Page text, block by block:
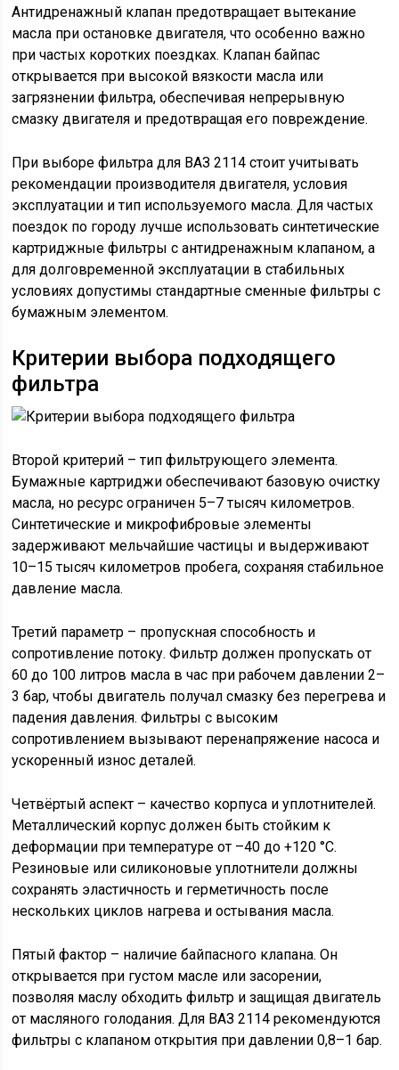
Антидренажный клапан предотвращает вытекание
масла при остановке двигателя, что особенно важно
при частых коротких поездках. Клапан байпас
открывается при высокой вязкости масла или
загрязнении фильтра, обеспечивая непрерывную
смазку двигателя и предотвращая его повреждение.
При выборе фильтра для ВАЗ 2114 стоит учитывать
рекомендации производителя двигателя, условия
эксплуатации и тип используемого масла. Для частых
поездок по городу лучше использовать синтетические
картриджные фильтры с антидренажным клапаном, а
для долговременной эксплуатации в стабильных
условиях допустимы стандартные сменные фильтры с
бумажным элементом.
Критерии выбора подходящего
фильтра
Второй критерий – тип фильтрующего элемента.
Бумажные картриджи обеспечивают базовую очистку
масла, но ресурс ограничен 5–7 тысяч километров.
Синтетические и микрофибровые элементы
задерживают мельчайшие частицы и выдерживают
10–15 тысяч километров пробега, сохраняя стабильное
давление масла.
Третий параметр – пропускная способность и
сопротивление потоку. Фильтр должен пропускать от
60 до 100 литров масла в час при рабочем давлении 2–
3 бар, чтобы двигатель получал смазку без перегрева и
падения давления. Фильтры с высоким
сопротивлением вызывают перенапряжение насоса и
ускоренный износ деталей.
Четвёртый аспект – качество корпуса и уплотнителей.
Металлический корпус должен быть стойким к
деформации при температуре от –40 до +120 °C.
Резиновые или силиконовые уплотнители должны
сохранять эластичность и герметичность после
нескольких циклов нагрева и остывания масла.
Пятый фактор – наличие байпасного клапана. Он
открывается при густом масле или засорении,
позволяя маслу обходить фильтр и защищая двигатель
от масляного голодания. Для ВАЗ 2114 рекомендуются
фильтры с клапаном открытия при давлении 0,8–1 бар.